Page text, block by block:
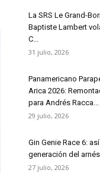
La SRS Le Grand-
Baptiste Lambert
C...
31 julio, 2026
Panamericano
Arica 2026:
para Andrés Racca...
29 julio, 2026
Gin Genie Race 6:
generación del
27 julio, 2026